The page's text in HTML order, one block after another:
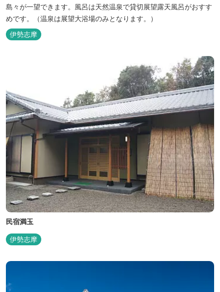
島々が一望できます。風呂は天然温泉で貸切展望露天風呂がおすす
めです。（温泉は展望大浴場のみとなります。）
伊勢志摩
民宿満玉
伊勢志摩